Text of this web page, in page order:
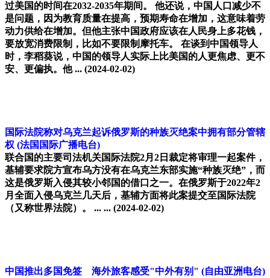
过美国的时间在2032-2035年期间。 他还说，中国人口减少不
是问题，因为教育质量在提高，预期寿命在增加，这意味着劳
动力供给在增加。但他主张中国政府应该在人民身上多花钱，
要放宽消费限制，比如不要限制摩托车。 在谈到中国领导人
时，李稻葵说，中国的领导人实际上比美国的人更焦虑、更不
安、更偏执。他 ... (2024-02-02)
国际法院称对乌克兰起诉俄罗斯的种族灭绝案中拥有部分管辖
权 (法国国际广播电台)
联合国的主要司法机关国际法院2月2日裁定将审理一起案件，
基辅要求院方宣布乌方没有在乌克兰东部实施“种族灭绝”，而
这是俄罗斯入侵其较小邻国的借口之一。在俄罗斯于2022年2
月全面入侵乌克兰几天后，基辅方面将此案提交至国际法院
（又称世界法院）。 ... ... (2024-02-02)
中国推出多国免签 海外旅客感受"中外有别" (自由亚洲电台)